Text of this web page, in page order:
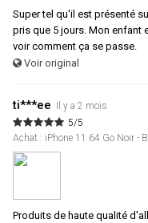
Super tel qu'il est présenté
pris que 5 jours. Mon enfant
voir comment ça se passe.
Voir original
ti***ee
Il y a 2 mois
5/5
Achat : iPhone 11 64 Go Noir -
Produits de haute qualité